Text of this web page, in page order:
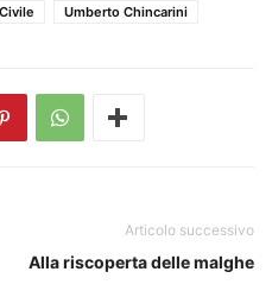
Umberto Chincarini
Articolo successivo
Alla riscoperta delle malghe